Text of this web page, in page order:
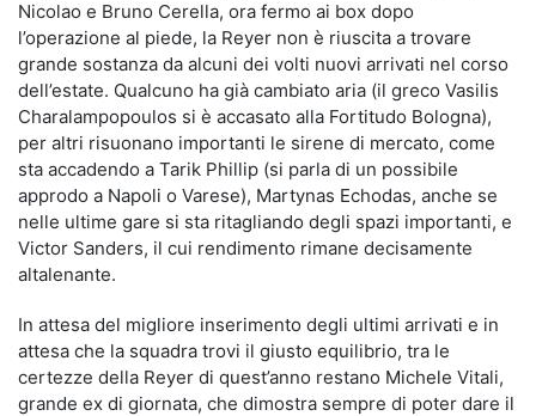
Nicolao e Bruno Cerella, ora fermo ai box dopo
l’operazione al piede, la Reyer non è riuscita a trovare
grande sostanza da alcuni dei volti nuovi arrivati nel corso
dell’estate. Qualcuno ha già cambiato aria (il greco Vasilis
Charalampopoulos si è accasato alla Fortitudo Bologna),
per altri risuonano importanti le sirene di mercato, come
sta accadendo a Tarik Phillip (si parla di un possibile
approdo a Napoli o Varese), Martynas Echodas, anche se
nelle ultime gare si sta ritagliando degli spazi importanti, e
Victor Sanders, il cui rendimento rimane decisamente
altalenante.
In attesa del migliore inserimento degli ultimi arrivati e in
attesa che la squadra trovi il giusto equilibrio, tra le
certezze della Reyer di quest’anno restano Michele Vitali,
grande ex di giornata, che dimostra sempre di poter dare il